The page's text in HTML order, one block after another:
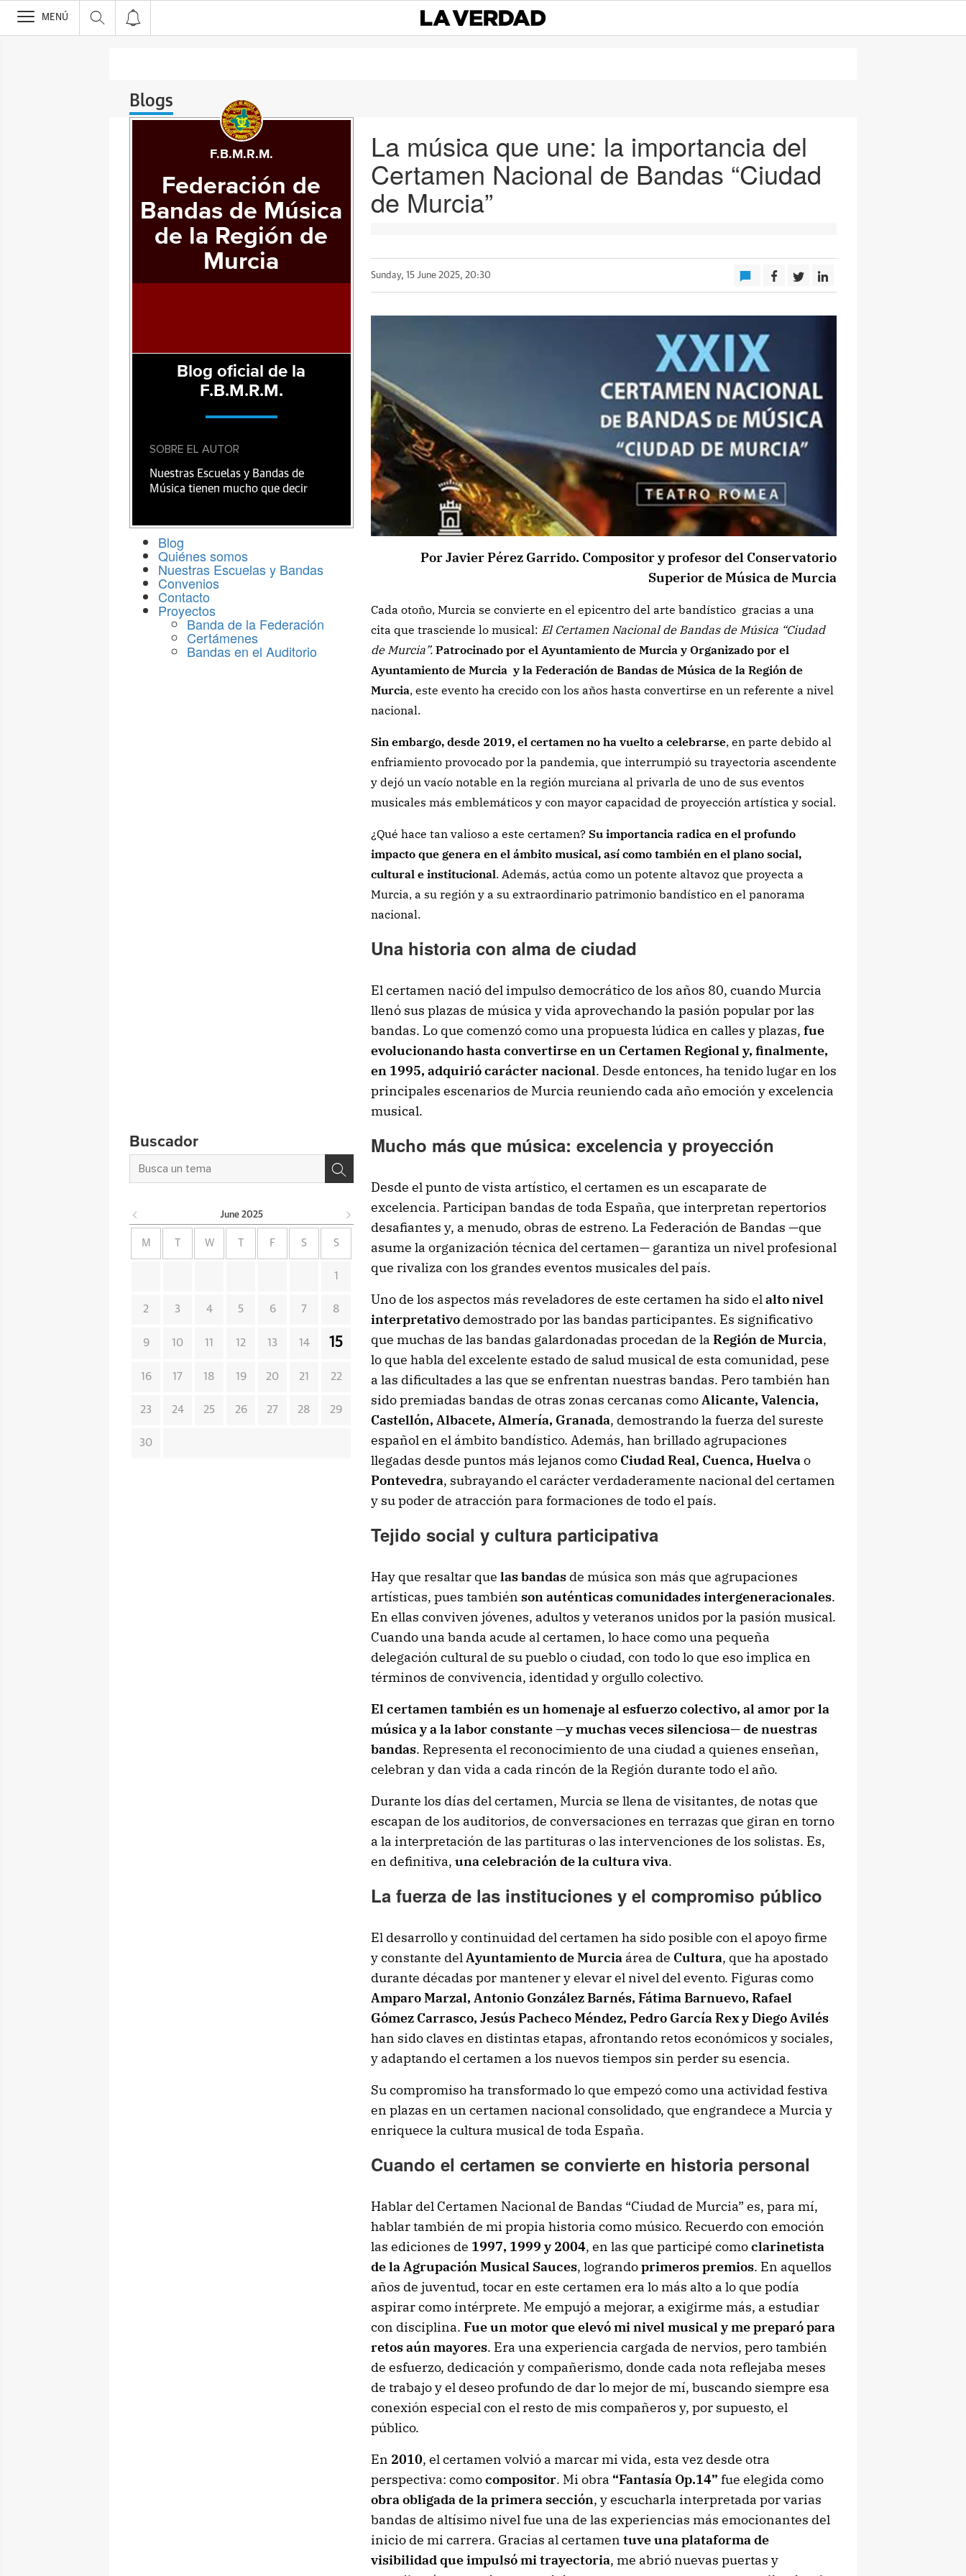
>
MENÚ
Blogs
La música que une: la importancia del
Certamen Nacional de Bandas “Ciudad
de Murcia”
Sunday, 15 June 2025, 20:30
Por Javier Pérez Garrido. Compositor y profesor del Conservatorio
Superior de Música de Murcia
Cada otoño, Murcia se convierte en el epicentro del arte bandístico gracias a una
cita que trasciende lo musical: El Certamen Nacional de Bandas de Música “Ciudad
de Murcia”. Patrocinado por el Ayuntamiento de Murcia y Organizado por el
Ayuntamiento de Murcia y la Federación de Bandas de Música de la Región de
Murcia, este evento ha crecido con los años hasta convertirse en un referente a nivel
nacional.
Sin embargo, desde 2019, el certamen no ha vuelto a celebrarse, en parte debido al
enfriamiento provocado por la pandemia, que interrumpió su trayectoria ascendente
y dejó un vacío notable en la región murciana al privarla de uno de sus eventos
musicales más emblemáticos y con mayor capacidad de proyección artística y social.
¿Qué hace tan valioso a este certamen? Su importancia radica en el profundo
impacto que genera en el ámbito musical, así como también en el plano social,
cultural e institucional. Además, actúa como un potente altavoz que proyecta a
Murcia, a su región y a su extraordinario patrimonio bandístico en el panorama
nacional.
Una historia con alma de ciudad
El certamen nació del impulso democrático de los años 80, cuando Murcia
llenó sus plazas de música y vida aprovechando la pasión popular por las
bandas. Lo que comenzó como una propuesta lúdica en calles y plazas, fue
evolucionando hasta convertirse en un Certamen Regional y, finalmente,
en 1995, adquirió carácter nacional. Desde entonces, ha tenido lugar en los
principales escenarios de Murcia reuniendo cada año emoción y excelencia
musical.
Mucho más que música: excelencia y proyección
Desde el punto de vista artístico, el certamen es un escaparate de
excelencia. Participan bandas de toda España, que interpretan repertorios
desafiantes y, a menudo, obras de estreno. La Federación de Bandas —que
asume la organización técnica del certamen— garantiza un nivel profesional
que rivaliza con los grandes eventos musicales del país.
Uno de los aspectos más reveladores de este certamen ha sido elalto nivel
interpretativodemostrado por las bandas participantes. Es significativo
que muchas de las bandas galardonadas procedan de la Región de Murcia,
lo que habla del excelente estado de salud musical de esta comunidad, pese
a las dificultades a las que se enfrentan nuestras bandas. Pero también han
sido premiadas bandas de otras zonas cercanas comoAlicante, Valencia,
Castellón, Albacete, Almería, Granada, demostrando la fuerza del sureste
español en el ámbito bandístico. Además, han brillado agrupaciones
llegadas desde puntos más lejanos como Ciudad Real, Cuenca, Huelvao
Pontevedra, subrayando el carácter verdaderamente nacional del certamen
y su poder de atracción para formaciones de todo el país.
Tejido social y cultura participativa
Hay que resaltar que las bandasde música son más que agrupaciones
artísticas, pues también son auténticas comunidades intergeneracionales.
En ellas conviven jóvenes, adultos y veteranos unidos por la pasión musical.
Cuando una banda acude al certamen, lo hace como una pequeña
delegación cultural de su pueblo o ciudad, con todo lo que eso implica en
términos de convivencia, identidad y orgullo colectivo.
El certamen también es un homenaje al esfuerzo colectivo, al amor por la
música y a la labor constante —y muchas veces silenciosa— de nuestras
bandas. Representa el reconocimiento de una ciudad a quienes enseñan,
celebran y dan vida a cada rincón de la Región durante todo el año.
Durante los días del certamen, Murcia se llena de visitantes, de notas que
escapan de los auditorios, de conversaciones en terrazas que giran en torno
a la interpretación de las partituras o las intervenciones de los solistas. Es,
en definitiva, una celebración de lacultura viva.
La fuerza de las instituciones y el compromiso público
El desarrollo y continuidad del certamen ha sido posible con el apoyo firme
y constante delAyuntamiento de Murcia área de Cultura, que ha apostado
durante décadas por mantener y elevar el nivel del evento. Figuras como
Amparo Marzal, Antonio González Barnés, Fátima Barnuevo, Rafael
Gómez Carrasco, Jesús Pacheco Méndez, Pedro García RexyDiego Avilés
han sido claves en distintas etapas, afrontando retos económicos y sociales,
y adaptando el certamen a los nuevos tiempos sin perder su esencia.
Su compromiso ha transformado lo que empezó como una actividad festiva
en plazas en un certamen nacional consolidado, que engrandece a Murcia y
enriquece la cultura musical de toda España.
Cuando el certamen se convierte en historia personal
Hablar del Certamen Nacional de Bandas “Ciudad de Murcia” es, para mí,
hablar también de mi propia historia como músico. Recuerdo con emoción
las ediciones de 1997, 1999 y 2004, en las que participé comoclarinetista
de la Agrupación Musical Sauces, lograndoprimeros premios. En aquellos
años de juventud, tocar en este certamen era lo más alto a lo que podía
aspirar como intérprete. Me empujó a mejorar, a exigirme más, a estudiar
con disciplina. Fue un motor que elevó mi nivel musical y me preparó para
retos aún mayores. Era una experiencia cargada de nervios, pero también
de esfuerzo, dedicación y compañerismo, donde cada nota reflejaba meses
de trabajo y el deseo profundo de dar lo mejor de mí, buscando siempre esa
conexión especial con el resto de mis compañeros y, por supuesto, el
público.
En 2010, el certamen volvió a marcar mi vida, esta vez desde otra
perspectiva: comocompositor. Mi obra “Fantasía Op.14” fue elegida como
obra obligada de la primera sección, y escucharla interpretada por varias
bandas de altísimo nivel fue una de las experiencias más emocionantes del
inicio de mi carrera. Gracias al certamen tuve una plataforma de
visibilidad que impulsó mi trayectoria, me abrió nuevas puertas y
F.B.M.R.M.
Federación de
Bandas de Música
de la Región de
Murcia
Blog oficial de la
F.B.M.R.M.
SOBRE EL AUTOR
Nuestras Escuelas y Bandas de
Música tienen mucho que decir
Blog
Quiénes somos
Nuestras Escuelas y Bandas
Convenios
Contacto
Proyectos
Banda de la Federación
Certámenes
Bandas en el Auditorio
Buscador
June 2025
M W F S S
1
2 3 4 5 6 7 8
9 10 11 12 13 14 15
16 17 18 19 20 21 22
23 24 25 26 27 28 29
30